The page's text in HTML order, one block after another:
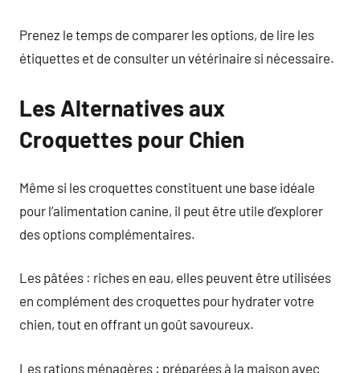
Prenez le temps de comparer les options, de lire les
étiquettes et de consulter un vétérinaire si nécessaire.
Les Alternatives aux
Croquettes pour Chien
Même si les croquettes constituent une base idéale
pour l’alimentation canine, il peut être utile d’explorer
des options complémentaires.
Les pâtées : riches en eau, elles peuvent être utilisées
en complément des croquettes pour hydrater votre
chien, tout en offrant un goût savoureux.
Les rations ménagères : préparées à la maison avec